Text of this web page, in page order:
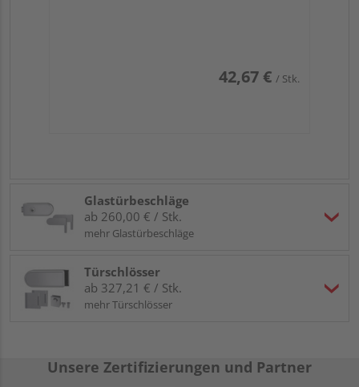
42,67 € / Stk.
Glastürbeschläge
ab 260,00 € / Stk.
mehr Glastürbeschläge
Türschlösser
ab 327,21 € / Stk.
mehr Türschlösser
Unsere Zertifizierungen und Partner